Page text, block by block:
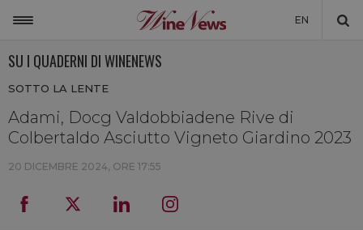
EN
NON SOLO VINO
SU I QUADERNI DI WINENEWS
SOTTO LA LENTE
Adami, Docg Valdobbiadene Rive di
Colbertaldo Asciutto Vigneto Giardino 2023
20 DICEMBRE 2024, ORE 17:55